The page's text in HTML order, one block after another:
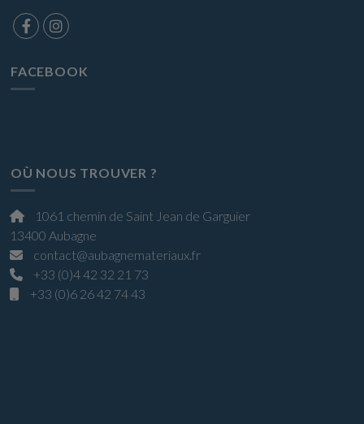
FACEBOOK
OÙ NOUS TROUVER ?
1061 chemin de Saint Jean de Garguier
13400 Aubagne
contact@aubagnemateriaux.fr
+33 (0)4 42 32 21 73
+33 (0)6 26 42 74 43